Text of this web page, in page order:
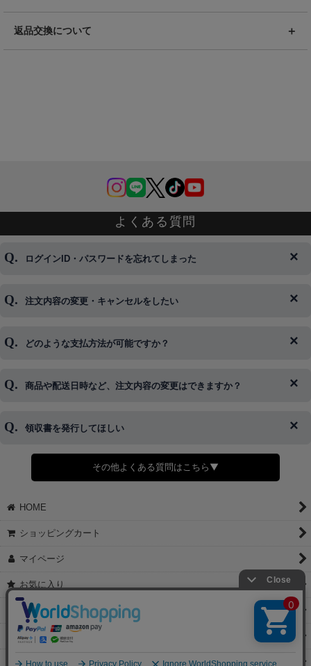
返品交換について
よくある質問
ログインID・パスワードを忘れてしまった
◆下記ページより、ログインIDの変更が可能です。
注文内容の変更・キャンセルをしたい
◆即日発送を行なっている関係上、午後以降のご連絡やキャンセル
※発送後、発送準備が完了しお手続きが間に合わない場合は変更、
どのような支払方法が可能ですか？
◆代金引換・クレジットカード・携帯キャリア決済・おねだり決
商品や配送日時など、注文内容の変更はできますか？
◆商品発送前の変更は承っております。
さい。
領収書を発行してほしい
◆領収書はご希望頂いた場合のみ発行しております。
【これからご注文する場合】
願いします。
②宛名（空欄は上様は不可）
【すでにご注文が完了している場合】
①お電話・メール・LINEにて領収書希望の連絡をお願い致します
②後日、郵送にて領収書を送らせて頂きます。
その他よくある質問はこちら▼
HOME
ショッピングカート
マイページ
お気に入り
特定商取引法表示
ご利用案内
お問い合せ